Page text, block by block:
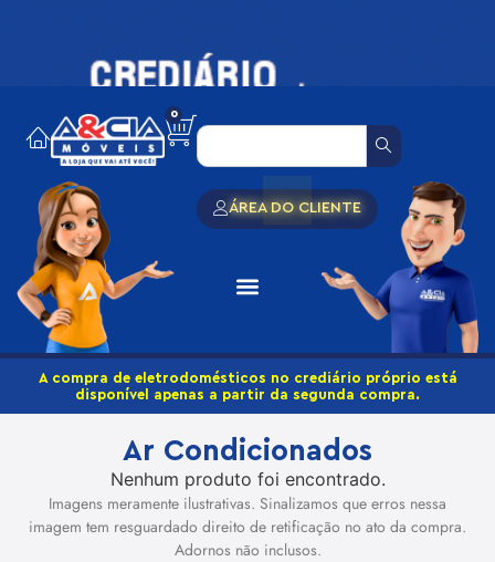
0
ÁREA DO CLIENTE
A compra de eletrodomésticos no crediário próprio está
disponível apenas a partir da segunda compra.
Ar Condicionados
Nenhum produto foi encontrado.
Imagens meramente ilustrativas. Sinalizamos que erros nessa
imagem tem resguardado direito de retificação no ato da compra.
Adornos não inclusos.